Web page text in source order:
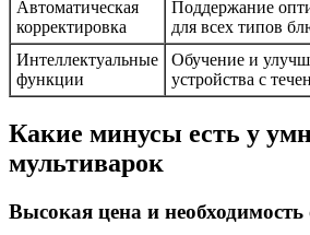
Автоматическая
корректировка
Поддержание
для всех типов
Интеллектуальные
функции
Обучение и
устройства с
Какие минусы есть у
мультиварок
Высокая цена и